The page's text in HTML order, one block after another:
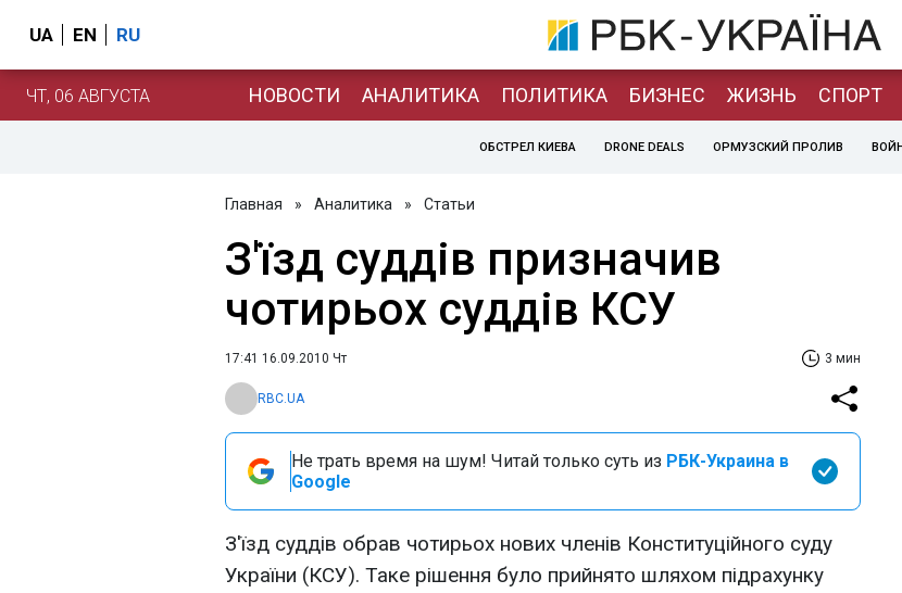
UA EN RU
ЧТ, 06 АВГУСТА НОВОСТИ АНАЛИТИКА ПОЛИТИКА БИЗНЕС ЖИЗНЬ СПОРТ
ОБСТРЕЛ КИЕВА DRONE DEALS ОРМУЗСКИЙ ПРОЛИВ
Главная » Аналитика » Статьи
З'їзд суддів призначив
чотирьох суддів КСУ
17:41 16.09.2010 Чт 3 мин
RBC.UA
Не трать время на шум! Читай только суть из РБК-Украина в
Google
З'їзд суддів обрав чотирьох нових членів Конституційного суду
України (КСУ). Таке рішення було прийнято шляхом підрахунку